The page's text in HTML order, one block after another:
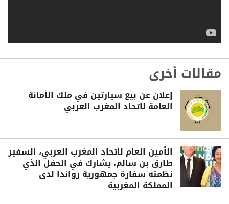
مقالات أخرى
إعلان عن بيع سيارتين في ملك الأمانة
العامة لاتحاد المغرب العربي
الأمين العام لاتحاد المغرب العربي، السفير
طارق بن سالم، يشارك في الحفل الذي
نظمته سفارة جمهورية رواندا لدى
المملكة المغربية